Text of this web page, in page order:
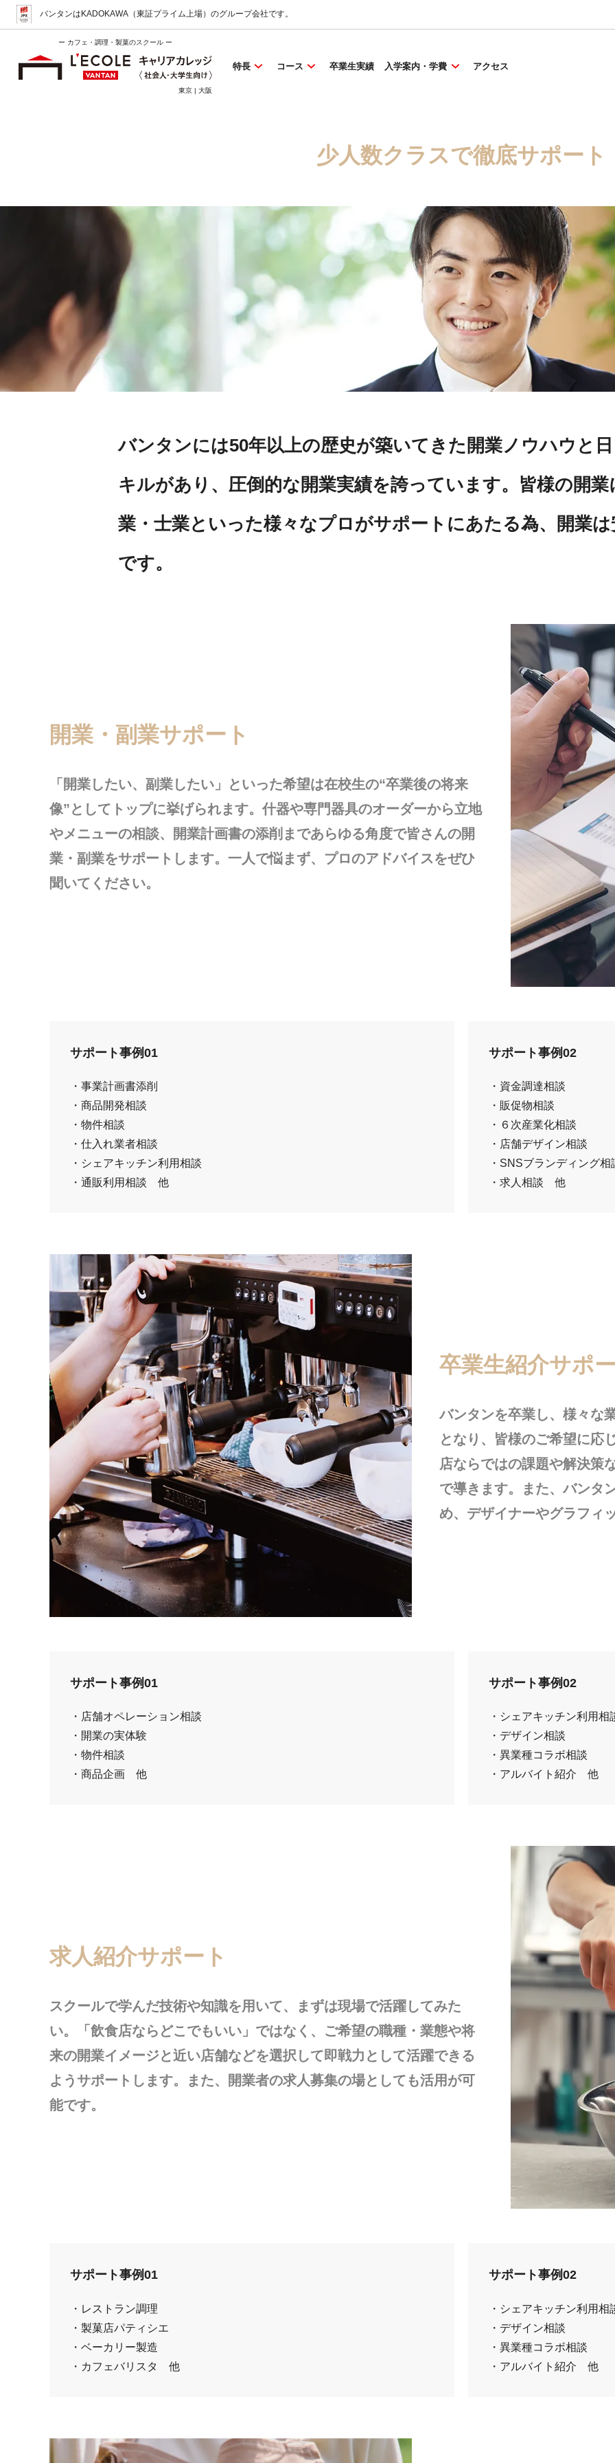
バンタンはKADOKAWA（東証プライム上場） のグループ会社です。
ー カフェ・調理・製菓のスクール ー
東京 | 大阪
特長 コース 卒業生実績 入学案内・学費 アクセス
少人数クラスで徹底サポート
バンタンには50年以上の歴史が築いてきた開業ノウハウと
キルがあり、圧倒的な開業実績を誇っています。皆様の開
業・士業といった様々なプロがサポートにあたる為、開業
です。
開業・副業サポート
「開業したい、副業したい」といった希望は在校生の“卒業後の将来
像”としてトップに挙げられます。什器や専門器具のオーダーから立地
やメニューの相談、開業計画書の添削まであらゆる角度で皆さんの開
業・副業をサポートします。一人で悩まず、プロのアドバイスをぜひ
聞いてください。
サポート事例01
・事業計画書添削
・商品開発相談
・物件相談
・仕入れ業者相談
・シェアキッチン利用相談
・通販利用相談 他
サポート事例02
・資金調達相談
・販促物相談
・６次産業化相談
・店舗デザイン相談
・SNSブランディング相
・求人相談 他
卒業生紹介サポ
バンタンを卒業し、様々な
となり、皆様のご希望に応
店ならではの課題や解決策
で導きます。また、バンタ
め、デザイナーやグラフィ
サポート事例01
・店舗オペレーション相談
・開業の実体験
・物件相談
・商品企画 他
サポート事例02
・シェアキッチン利用相
・デザイン相談
・異業種コラボ相談
・アルバイト紹介 他
求人紹介サポート
スクールで学んだ技術や知識を用いて、まずは現場で活躍してみた
い。「飲食店ならどこでもいい」ではなく、ご希望の職種・業態や将
来の開業イメージと近い店舗などを選択して即戦力として活躍できる
ようサポートします。また、開業者の求人募集の場としても活用が可
能です。
サポート事例01
・レストラン調理
・製菓店パティシエ
・ベーカリー製造
・カフェバリスタ 他
サポート事例02
・シェアキッチン利用相
・デザイン相談
・異業種コラボ相談
・アルバイト紹介 他